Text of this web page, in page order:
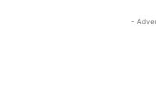
-